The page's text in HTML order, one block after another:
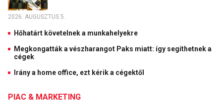
2026. AUGUSZTUS 5.
Hőhatárt követelnek a munkahelyekre
Megkongatták a vészharangot Paks miatt: így segíthetnek a
cégek
Irány a home office, ezt kérik a cégektől
PIAC & MARKETING